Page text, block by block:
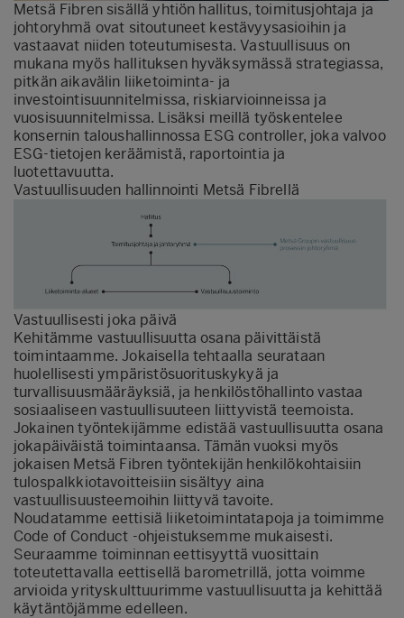
Metsä Fibren sisällä yhtiön hallitus, toimitusjohtaja ja
johtoryhmä ovat sitoutuneet kestävyysasioihin ja
vastaavat niiden toteutumisesta. Vastuullisuus on
mukana myös hallituksen hyväksymässä strategiassa,
pitkän aikavälin liiketoiminta- ja
investointisuunnitelmissa, riskiarvioinneissa ja
vuosisuunnitelmissa. Lisäksi meillä työskentelee
konsernin taloushallinnossa ESG controller, joka valvoo
ESG-tietojen keräämistä, raportointia ja
luotettavuutta.
Vastuullisuuden hallinnointi Metsä Fibrellä
Vastuullisesti joka päivä
Kehitämme vastuullisuutta osana päivittäistä
toimintaamme. Jokaisella tehtaalla seurataan
huolellisesti ympäristösuorituskykyä ja
turvallisuusmääräyksiä, ja henkilöstöhallinto vastaa
sosiaaliseen vastuullisuuteen liittyvistä teemoista.
Jokainen työntekijämme edistää vastuullisuutta osana
jokapäiväistä toimintaansa. Tämän vuoksi myös
jokaisen Metsä Fibren työntekijän henkilökohtaisiin
tulospalkkiotavoitteisiin sisältyy aina
vastuullisuusteemoihin liittyvä tavoite.
Noudatamme eettisiä liiketoimintatapoja ja toimimme
Code of Conduct -ohjeistuksemme mukaisesti.
Seuraamme toiminnan eettisyyttä vuosittain
toteutettavalla eettisellä barometrillä, jotta voimme
arvioida yrityskulttuurimme vastuullisuutta ja kehittää
käytäntöjämme edelleen.